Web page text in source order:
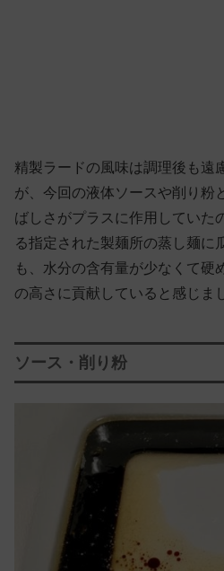
精製ラードの風味は調理後も遠
が、今回の液体ソースや削り粉
ばしさがプラスに作用していた
る指定された製麺所の蒸し麺に
も、水分の含有量が少なくて硬
の高さに貢献していると感じま
ソース・削り粉